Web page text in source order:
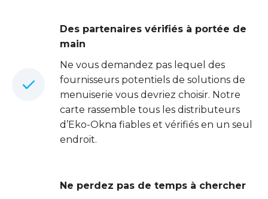
Des partenaires vérifiés à portée de
main
Ne vous demandez pas lequel des
fournisseurs potentiels de solutions de
menuiserie vous devriez choisir. Notre
carte rassemble tous les distributeurs
d’Eko-Okna fiables et vérifiés en un seul
endroit.
Ne perdez pas de temps à chercher